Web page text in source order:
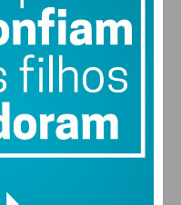
28°
DOM
29°
SEG
ALTERAR